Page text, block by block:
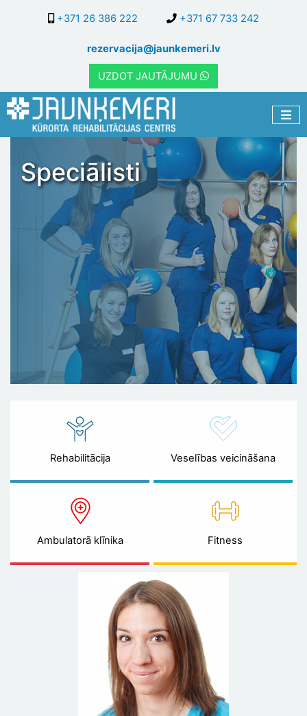
galveno
saturu
+371 26 386 222 +371 67 733 242
rezervacija@jaunkemeri.lv
UZDOT JAUTĀJUMU
Speciālisti
Rehabilitācija Veselības veicināšana
Ambulatorā klīnika Fitness